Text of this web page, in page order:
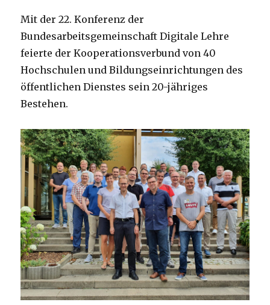
Mit der 22. Konferenz der
Bundesarbeitsgemeinschaft Digitale Lehre
feierte der Kooperationsverbund von 40
Hochschulen und Bildungseinrichtungen des
öffentlichen Dienstes sein 20-jähriges
Bestehen.